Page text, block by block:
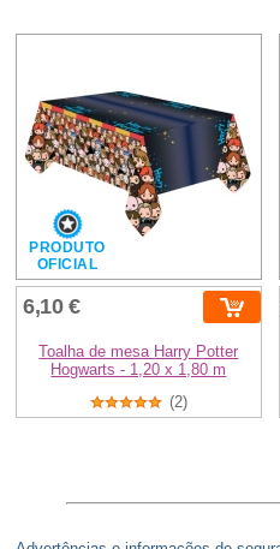
PRODUTO
OFICIAL
6,10 €
Toalha de mesa Harry Potter
Hogwarts - 1,20 x 1,80 m
(2)